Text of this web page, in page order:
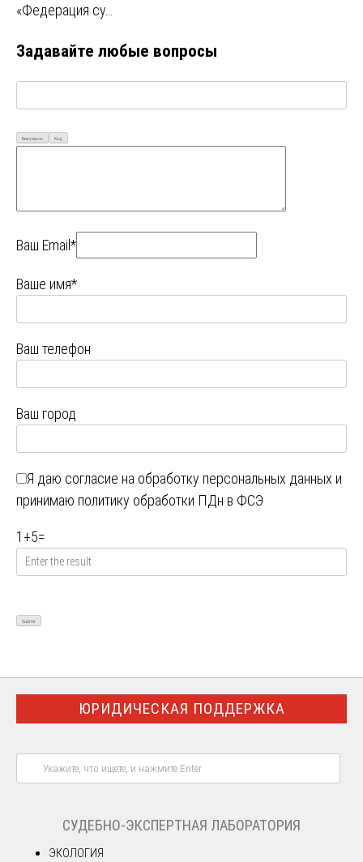
«Федерация су…
Задавайте любые вопросы
Визуально Код
Ваш Email*
Ваше имя*
Ваш телефон
Ваш город
Я даю согласие на обработку персональных данных и
принимаю политику обработки ПДн в ФСЭ
1 +5=
ЮРИДИЧЕСКАЯ ПОДДЕРЖКА
СУДЕБНО-ЭКСПЕРТНАЯ ЛАБОРАТОРИЯ
ЭКОЛОГИЯ